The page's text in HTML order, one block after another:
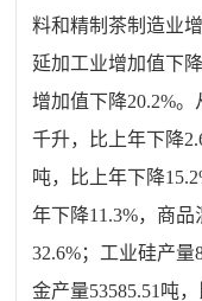
料和精制茶制造业
延加工业增加值下降
增加值下降20.2%。
千升，比上年下降
吨，比上年下降15.2
年下降11.3%，商品
32.6%； 工业硅产量
金产量53585.51吨